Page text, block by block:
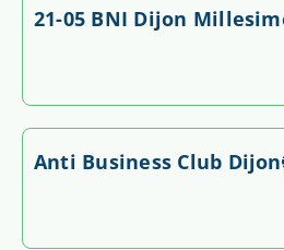
21-05 BNI Dijon
Anti Business Club Dijon